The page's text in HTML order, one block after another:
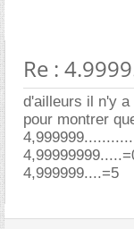
Re :
d'ailleurs il n'y a
pour montrer
4,999999....=5